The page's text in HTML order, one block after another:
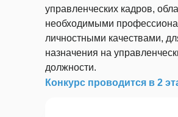
управленческих кадров,
необходимыми
личностными качествами,
назначения на
должности.
Конкурс проводится в 2